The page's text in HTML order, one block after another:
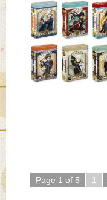
Page 1 of 5 1